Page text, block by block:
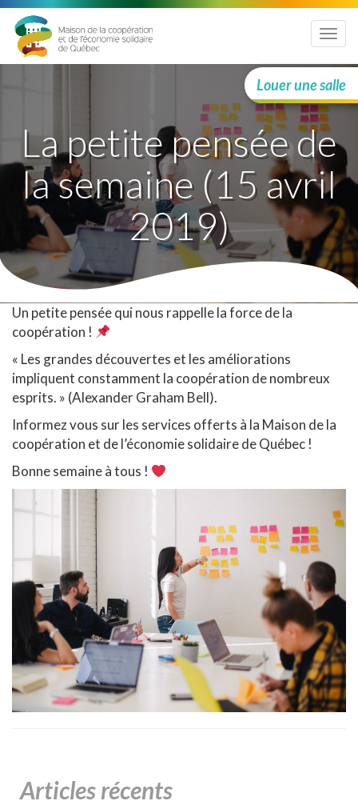
Menu
Louer une salle
La petite pensée de
la semaine (15 avril
2019)
Un petite pensée qui nous rappelle la force de la
coopération !
« Les grandes découvertes et les améliorations
impliquent constamment la coopération de nombreux
esprits. » (Alexander Graham Bell).
Informez vous sur les services offerts à la Maison de la
coopération et de l’économie solidaire de Québec !
Bonne semaine à tous !
Articles récents